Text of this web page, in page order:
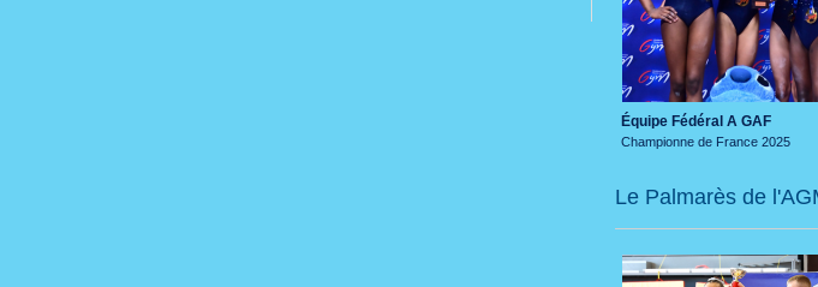
Équipe Fédéral A GAF
Championne de France 2025
Le Palmarès de